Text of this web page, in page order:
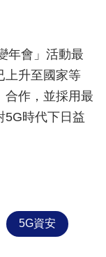
年會」活動最
上升至國家等
合作，並採用最
5G時代下日益
5G資安